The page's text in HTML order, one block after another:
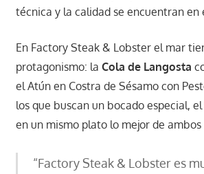
técnica y la calidad se encuentran en
En Factory Steak & Lobster el mar
protagonismo: la Cola de Langosta
el Atún en Costra de Sésamo con
los que buscan un bocado especial, el
en un mismo plato lo mejor de ambos
“Factory Steak & Lobster es